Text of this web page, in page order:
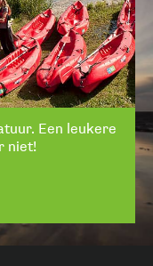
Een leukere
niet!